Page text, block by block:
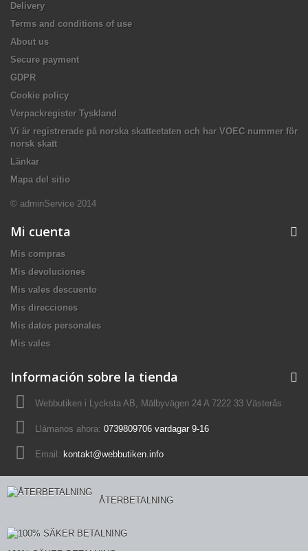
Delivery
Terms and conditions of use
About us
Secure payment
GDPR
Cookie policy
Verpackregister Tyskland
Vi är registrerade på norska skatteetaten och har VOEC nummer för
norsk skatt
Länkar
Mapa del sitio
© adminService 2014
Mi cuenta
Mis compras
Mis devoluciones
Mis vales descuento
Mis direcciones
Mis datos personales
Mis vales
Información sobre la tienda
Webbutiken i Lycksta AB, Mälbyvägen 24 A 7222 33 Västerås
Llámanos ahora: 0739809706 vardagar 9-16
Email: kontakt@webbutiken.info
ÅTERBETALNING